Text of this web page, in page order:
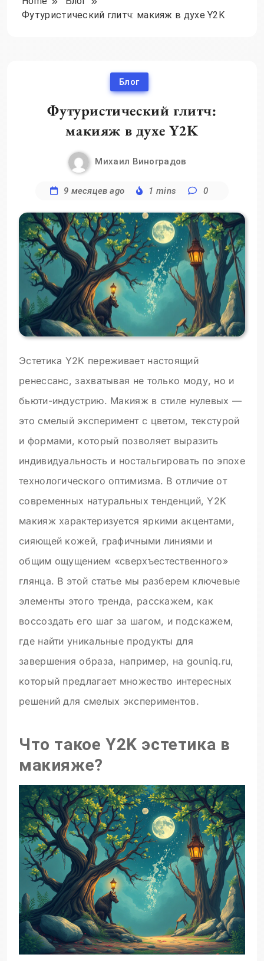
Футуристический глитч: макияж в духе Y2K
Блог
Футуристический глитч:
макияж в духе Y2K
Михаил Виноградов
9 месяцев ago 1 mins 0
Эстетика Y2K переживает настоящий
ренессанс, захватывая не только моду, но и
бьюти-индустрию. Макияж в стиле нулевых —
это смелый эксперимент с цветом, текстурой
и формами, который позволяет выразить
индивидуальность и ностальгировать по эпохе
технологического оптимизма. В отличие от
современных натуральных тенденций, Y2K
макияж характеризуется яркими акцентами,
сияющей кожей, графичными линиями и
общим ощущением «сверхъестественного»
глянца. В этой статье мы разберем ключевые
элементы этого тренда, расскажем, как
воссоздать его шаг за шагом, и подскажем,
где найти уникальные продукты для
завершения образа, например, на gouniq.ru,
который предлагает множество интересных
решений для смелых экспериментов.
Что такое Y2K эстетика в
макияже?